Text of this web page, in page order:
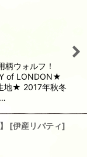
ウォルフ！
of LONDON★
地★ 2017年秋冬
[伊産リバティ]